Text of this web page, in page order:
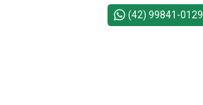
(42) 99841-0129